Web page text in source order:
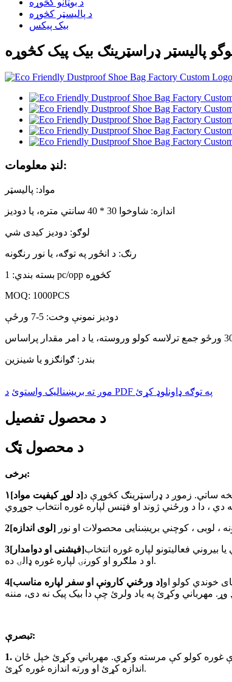
د پالیسټر کڅوړه
بیک پیکس
پالیسټر ډراسټرینګ بیک پیک کڅوړه
لنډ معلومات:
مواد: پالیسټر
اندازه: شاوخوا 30 * 40 سانتي متره، یا دودیز
لوګو: دودیز کیدی شي
رنګ: د انځور په توګه، یا نور رنګونه
بسته بندي: 1 pc/opp کڅوړه
MOQ: 1000PCS
دودیز نمونې وخت: 5-7 ورځې
بندر: ګوانګزو یا شینزین
موږ ته بریښنالیک واستوئ د PDF په توګه ډاونلوډ کړئ
د محصول تفصیل
د محصول ټګ
برخی:
۱[د لوړ کیفیت مواد]ساتي. زموږ د ډراسټرینګ کڅوړې د
2[لوی اندازه]
3[فیشنی او دوامدار]فعالیتونو لپاره غوره انتخاب
او د ملګرو او کورنۍ لپاره غوره ډالۍ ده.
4[د ورځني کارونې او سفر لپاره مناسب]خوندي کولو او
تبصرې:
سره د سم اندازې غوره کولو کې مرسته وکړي. مهرباني وکړئ خپل ځان
اندازه کړئ او ورته اندازه غوره کړئ.